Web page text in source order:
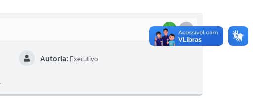
BAIXARG
O
Autoria: Executivo